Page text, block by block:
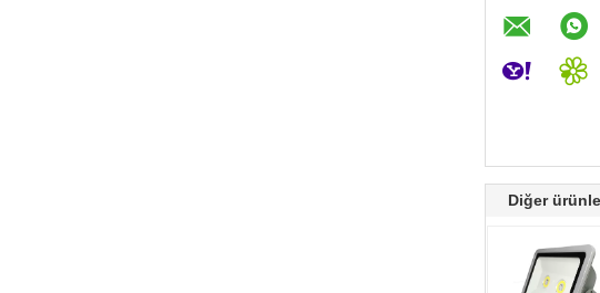
Diğer